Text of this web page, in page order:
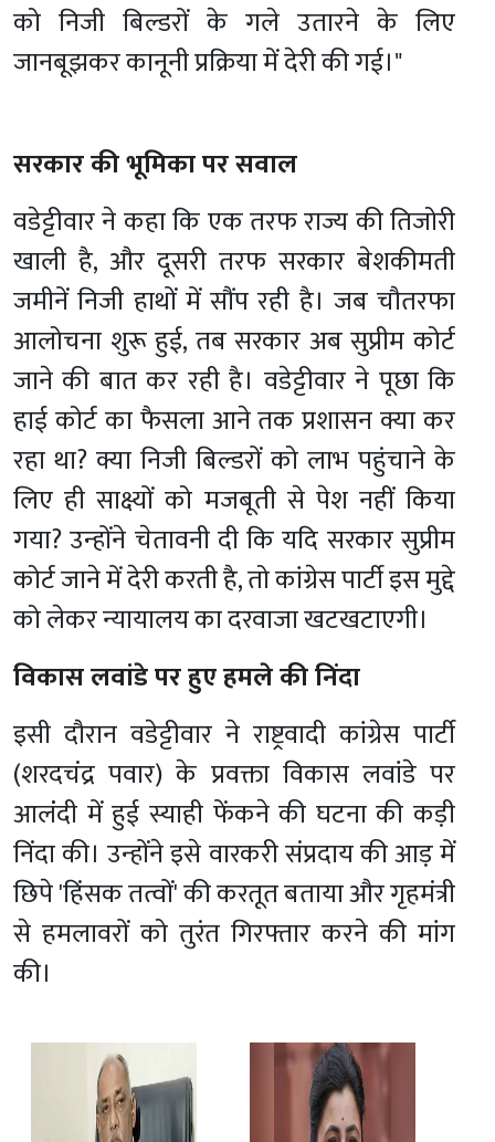
को निजी बिल्डरों के गले उतारने के लिए
जानबूझकर कानूनी प्रक्रिया में देरी की गई।"
सरकार की भूमिका पर सवाल
वडेट्टीवार ने कहा कि एक तरफ राज्य की तिजोरी
खाली है, और दूसरी तरफ सरकार बेशकीमती
जमीनें निजी हाथों में सौंप रही है। जब चौतरफा
आलोचना शुरू हुई, तब सरकार अब सुप्रीम कोर्ट
जाने की बात कर रही है। वडेट्टीवार ने पूछा कि
हाई कोर्ट का फैसला आने तक प्रशासन क्या कर
रहा था? क्या निजी बिल्डरों को लाभ पहुंचाने के
लिए ही साक्ष्यों को मजबूती से पेश नहीं किया
गया?उन्होंने चेतावनी दी कि यदि सरकार सुप्रीम
कोर्ट जाने में देरी करती है, तो कांग्रेस पार्टी इस मुद्दे
को लेकर न्यायालय का दरवाजा खटखटाएगी।
विकास लवांडे पर हुए हमले की निंदा
इसी दौरान वडेट्टीवार ने राष्ट्रवादी कांग्रेस पार्टी
(शरदचंद्र पवार) के प्रवक्ता विकास लवांडे पर
आलंंदी में हुई स्याही फेंकने की घटना की कड़ी
निंदा की। उन्होंने इसे वारकरी संप्रदाय की आड़ में
छिपे 'हिंसक तत्वों' की करतूत बताया और गृहमंत्री
से हमलावरों को तुरंत गिरफ्तार करने की मांग
की।